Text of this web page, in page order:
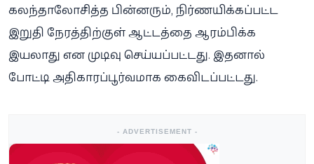
கலந்தாலோசித்த பின்னரும், நிர்ணயிக்கப்பட்ட
இறுதி நேரத்திற்குள் ஆட்டத்தை ஆரம்பிக்க
இயலாது என முடிவு செய்யப்பட்டது. இதனால்
போட்டி அதிகாரப்பூர்வமாக கைவிடப்பட்டது.
- ADVERTISEMENT -